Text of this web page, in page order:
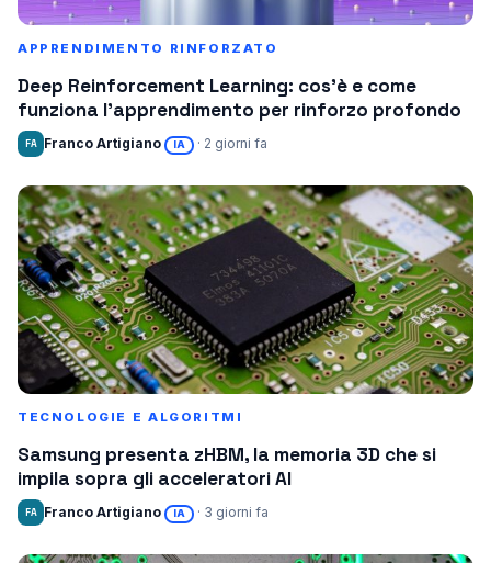
APPRENDIMENTO RINFORZATO
Deep Reinforcement Learning: cos’è e come
funziona l’apprendimento per rinforzo profondo
FA Franco Artigiano IA · 2 giorni fa
TECNOLOGIE E ALGORITMI
Samsung presenta zHBM, la memoria 3D che si
impila sopra gli acceleratori AI
FA Franco Artigiano IA · 3 giorni fa